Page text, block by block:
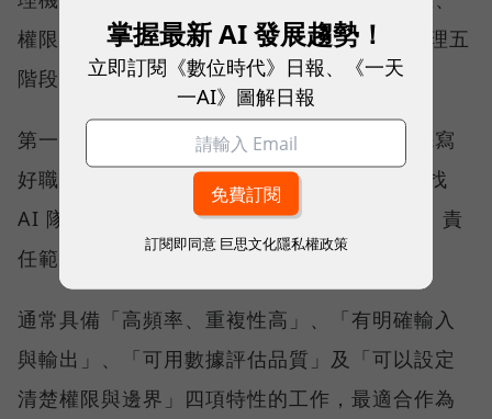
權限設定、測試驗證到持續優化的 AI 員工管理五
階段。
第一階段是定義角色，如同招募人才前必須先寫
好職務說明（Job Description），企業在尋找
AI 隊友前，也必須先清楚界定它的工作內容、責
任範圍與目標，再進入招募階段。
通常具備「高頻率、重複性高」、「有明確輸入
與輸出」、「可用數據評估品質」及「可以設定
清楚權限與邊界」四項特性的工作，最適合作為
掌握最新 AI 發展趨勢！
立即訂閱《數位時代》日報、《一天
一AI》圖解日報
訂閱即同意 巨思文化隱私權政策